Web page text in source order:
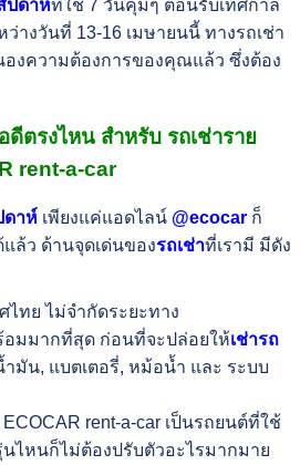
ปดาห์ที่ใช้ 7 วันคุ้มๆ ต้อนรับเทศกาล
างวันที่ 13-16 เมษายนนี้ ทางรถเช่า
องความต้องการของคุณแล้ว ซึ่งต้อง
ตรงไหน สำหรับ รถเช่าราย
rent-a-car
ดาห์ เพียงแค่แอดไลน์ @ecocarก็
ล้ว ด้านจุดเด่นของรถเช่าที่เรามี มีดัง
ไทย ไม่จำกัดระยะทาง
มมากที่สุด ก่อนที่จะปล่อยให้เช่ารถ
ำมัน, แบตเตอรี่, หม้อน้ำ และ ระบบ
rent-a-car เป็นรถยนต์ที่ใช้
ไหนก็ไม่ต้องปรับตัวอะไรมากมาย